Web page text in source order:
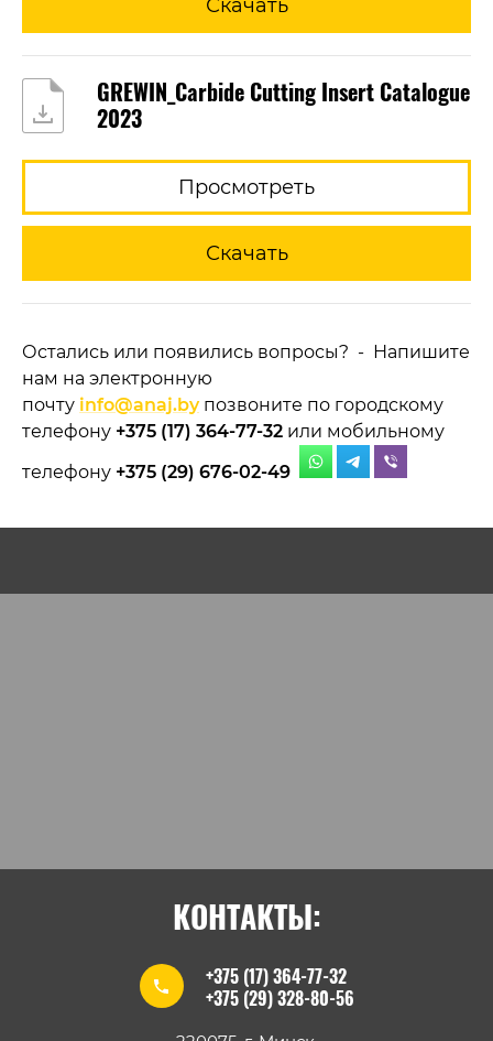
Скачать
GREWIN_Carbide Cutting Insert Catalogue
2023
Просмотреть
Скачать
Остались или появились вопросы? - Напишите
нам на электронную
почту info@anaj.byпозвоните по городскому
телефону +375 (17) 364-77-32 или мобильному
телефону +375 (29) 676-02-49
КОНТАКТЫ:
+375 (17) 364-77-32
+375 (29) 328-80-56